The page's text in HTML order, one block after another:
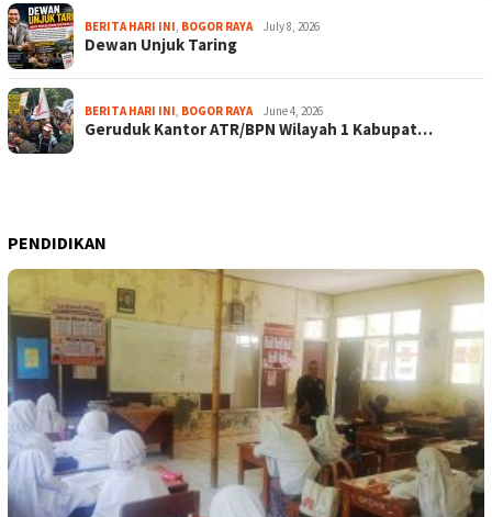
BERITA HARI INI, BOGOR RAYA July 8, 2026
Dewan Unjuk Taring
BERITA HARI INI, BOGOR RAYA June 4, 2026
Geruduk Kantor ATR/BPN Wilayah 1 Kabupat…
PENDIDIKAN